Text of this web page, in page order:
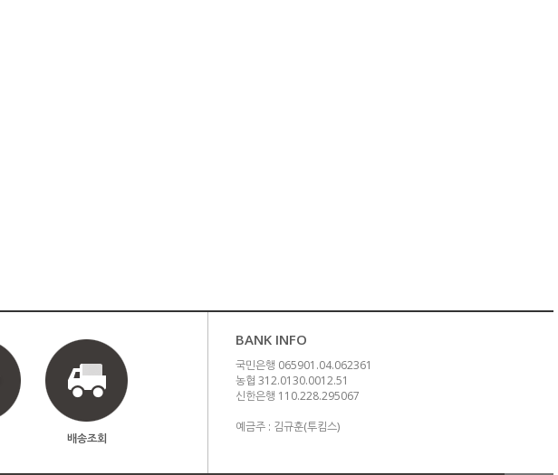
배송조회
BANK INFO
국민은행 065901.04.062361
농협 312.0130.0012.51
신한은행 110.228.295067
예금주 : 김규훈(투킴스)